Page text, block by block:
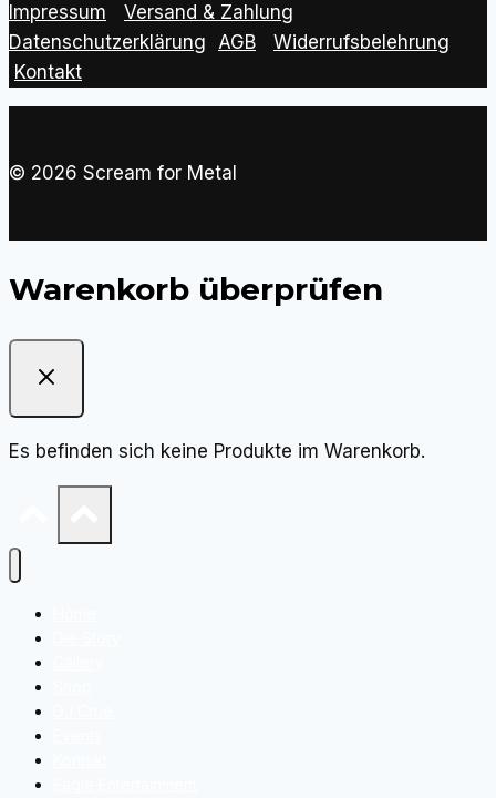
Impressum Versand & Zahlung
Datenschutzerklärung
AGB
Widerrufsbelehrung
Kontakt
© 2026 Scream for Metal
Warenkorb überprüfen
Es befinden sich keine Produkte im Warenkorb.